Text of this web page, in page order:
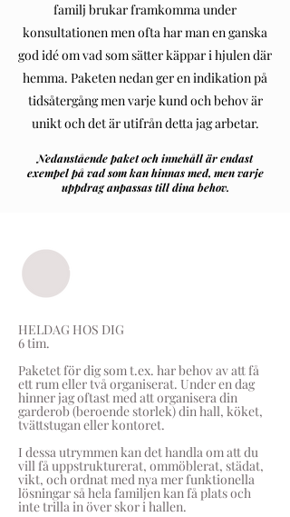
familj brukar framkomma under
konsultationen men ofta har man en ganska
god idé om vad som sätter käppar i hjulen där
hemma. Paketen nedan ger en indikation på
tidsåtergång men varje kund och behov är
unikt och det är utifrån detta jag arbetar.
Nedanstående paket och innehåll är endast
exempel på vad som kan hinnas med, men varje
uppdrag anpassas till dina behov.​
HELDAG HOS DIG
6 tim.
Paketet för dig som t.ex. har behov av att få
ett rum eller två organiserat. Under en dag
hinner jag oftast med att organisera din
garderob (beroende storlek) din hall, köket,
tvättstugan eller kontoret.
I dessa utrymmen kan det handla om att du
vill få uppstrukturerat, ommöblerat, städat,
vikt, och ordnat med nya mer funktionella
lösningar så hela familjen kan få plats och
inte trilla in över skor i hallen.